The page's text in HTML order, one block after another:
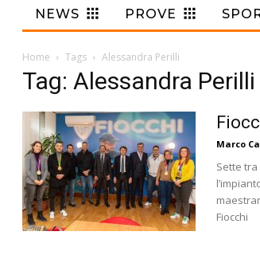
NEWS PROVE
Home Tags Alessandra Perilli
Tag: Alessandra Perilli
Marco
Sette
Fiocchi